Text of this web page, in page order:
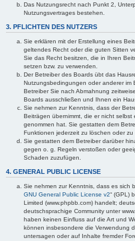
Das Nutzungsrecht nach Punkt 2,
Nutzungsvertrages bestehen.
3. PFLICHTEN DES NUTZERS
Sie erklären mit der Erstellung eines
geltendes Recht oder die guten Sitten
Sie das Recht besitzen, die in Ihren
setzen bzw. zu verwenden.
Der Betreiber des Boards übt das
Nutzungsbedingungen oder anderer im
Betreiber Sie nach Abmahnung
Boards ausschließen und Ihnen ein
Sie nehmen zur Kenntnis, dass der
Beiträgen übernimmt, die er nicht
genommen hat. Sie gestatten dem
Funktionen jederzeit zu löschen oder zu
Sie gestatten dem Betreiber darüber
gegen o. g. Regeln verstoßen oder
Schaden zuzufügen.
4. GENERAL PUBLIC LICENSE
Sie nehmen zur Kenntnis, dass es sich
GNU General Public License v2“ (GPL)
Limited (www.phpbb.com) handelt;
deutschsprachige Community unter
haben keinen Einfluss auf die Art und
können insbesondere die Verwendung
untersagen oder auf Inhalte fremder